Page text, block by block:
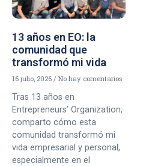
13 años en EO: la
comunidad que
transformó mi vida
16 julio, 2026 No hay comentarios
Tras 13 años en
Entrepreneurs’ Organization,
comparto cómo esta
comunidad transformó mi
vida empresarial y personal,
especialmente en el